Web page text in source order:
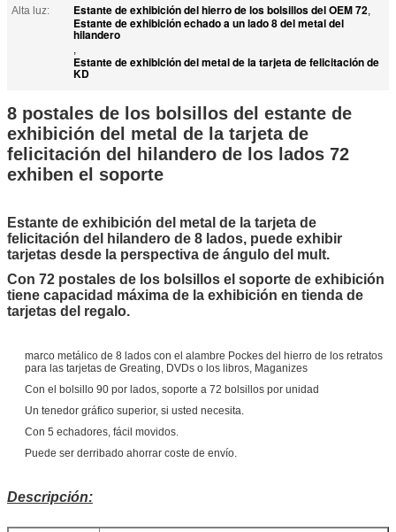
Alta luz: Estante de exhibición del hierro de los bolsillos del OEM 72,
Estante de exhibición echado a un lado 8 del metal del
hilandero
,
Estante de exhibición del metal de la tarjeta de felicitación de
KD
8 postales de los bolsillos del estante de
exhibición del metal de la tarjeta de
felicitación del hilandero de los lados 72
exhiben el soporte
Estante de exhibición del metal de la tarjeta de
felicitación del hilandero de 8 lados, puede exhibir
tarjetas desde la perspectiva de ángulo del mult.
Con 72 postales de los bolsillos el soporte de exhibición
tiene capacidad máxima de la exhibición en tienda de
tarjetas del regalo.
marco metálico de 8 lados con el alambre Pockes del hierro de los retratos
para las tarjetas de Greating, DVDs o los libros, Maganizes
Con el bolsillo 90 por lados, soporte a 72 bolsillos por unidad
Un tenedor gráfico superior, si usted necesita.
Con 5 echadores, fácil movidos.
Puede ser derribado ahorrar coste de envío.
Descripción: